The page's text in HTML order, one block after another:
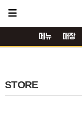
메뉴 매장
STORE